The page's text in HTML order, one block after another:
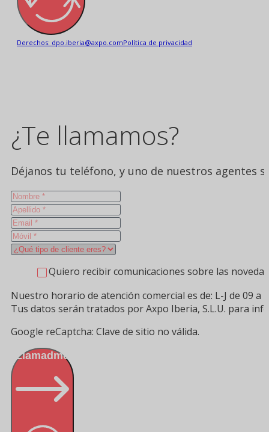
Derechos: dpo.iberia@axpo.comPolítica de privacidad
¿Te llamamos?
Déjanos tu teléfono, y uno de nuestros agentes
Quiero recibir comunicaciones sobre las
Nuestro horario de atención comercial es de: L-J de 09 a
Tus datos serán tratados por Axpo Iberia, S.L.U. para
Google reCaptcha: Clave de sitio no válida.
Llamadme